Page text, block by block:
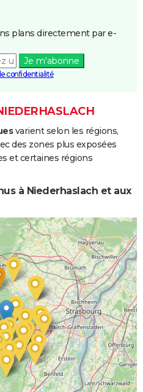
28/04/1983 28 j
31/12/1982 24 j Oui
plans directement par e-
Je m'abonne
confidentialité
varient selon les régions,
des zones plus exposées
et certaines régions
à Niederhaslach et aux